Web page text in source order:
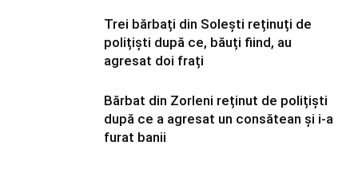
Trei bărbați din Solești reținuți de
polițiști după ce, băuți fiind, au
agresat doi frați
Bărbat din Zorleni reținut de polițiști
după ce a agresat un consătean și i-a
furat banii